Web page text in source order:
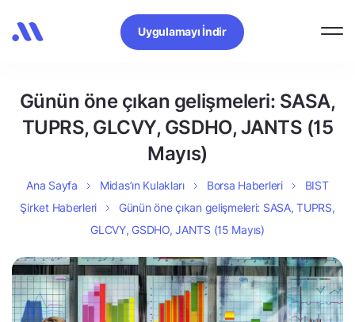
Uygulamayı İndir
Günün öne çıkan gelişmeleri: SASA,
TUPRS, GLCVY, GSDHO, JANTS (15
Mayıs)
Ana Sayfa Midas’ın Kulakları Borsa Haberleri
BIST
Şirket Haberleri
Günün öne çıkan gelişmeleri: SASA, TUPRS,
GLCVY, GSDHO, JANTS (15 Mayıs)